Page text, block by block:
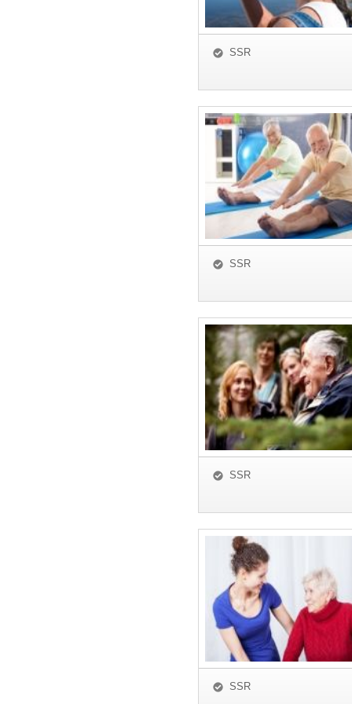
SSR
SSR
SSR
SSR